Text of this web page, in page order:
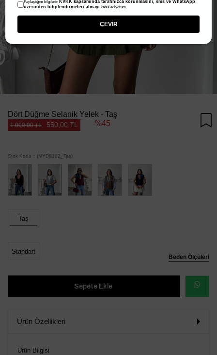
Dört Düğme Selanik Yelek - Taş
1.000,00 TL 550,00 TL 45
Stok Kodu (MYD8102_Taş)
Tükendi
Beden Ölçüleri
Taş
Standart
SİPARİŞ
Ürün Özellikleri
Ürün Bilgisi
Paylaştığım bilgilerin KVKK kapsamında tarafınızca korunmasını, sms ve WhatsApp
üzerinden bilgilendirmeleri almayı kabul ediyorum.
ÇEVİR